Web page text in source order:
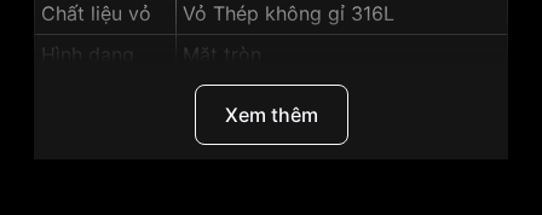
Chất liệu vỏ
Vỏ Thép không gỉ 316L
Hình dạng
Mặt tròn
Vỏ Màu Bạc
12mm
Xem thêm